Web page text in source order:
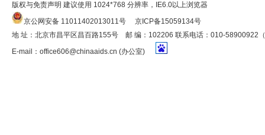
版权与免责声明 建议使用 1024*768 分辨率，IE6.0以上浏览器
京公网安备 11011402013011号
京ICP备15059134号
地 址：北京市昌平区昌百路155号 邮 编：102206 联系电话：010-58900922
E-mail： office606@chinaaids.cn (办公室)